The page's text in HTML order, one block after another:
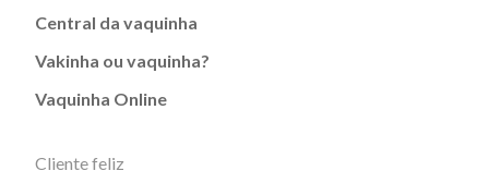
Central da vaquinha
Vakinha ou vaquinha?
Vaquinha Online
Cliente feliz